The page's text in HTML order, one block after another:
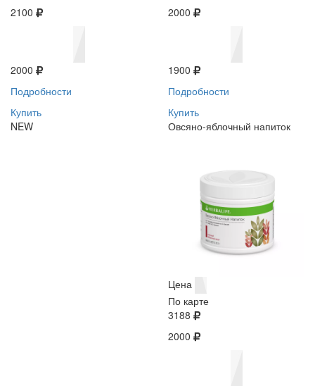
2100
2000
Подробности
Купить
NEW
2000
1900
Подробности
Купить
Овсяно-яблочный напиток
Цена
По карте
3188
2000